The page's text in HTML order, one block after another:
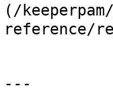
(/
reference/
---